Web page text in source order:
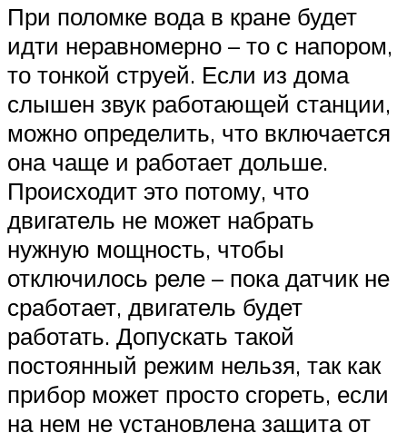
При поломке вода в кране будет
идти неравномерно – то с напором,
то тонкой струей. Если из дома
слышен звук работающей станции,
можно определить, что включается
она чаще и работает дольше.
Происходит это потому, что
двигатель не может набрать
нужную мощность, чтобы
отключилось реле – пока датчик не
сработает, двигатель будет
работать. Допускать такой
постоянный режим нельзя, так как
прибор может просто сгореть, если
на нем не установлена защита от